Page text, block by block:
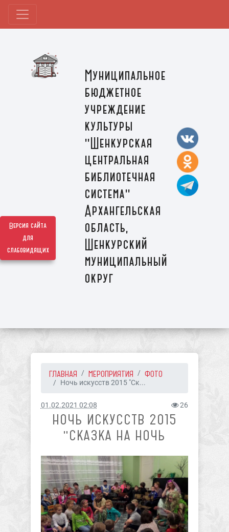
Версия сайта
для
слабовидящих
Муниципальное
бюджетное
учреждение
культуры
"Шенкурская
центральная
библиотечная
система"
Архангельская
область,
Шенкурский
муниципальный
округ
ГЛАВНАЯ МЕРОПРИЯТИЯ ФОТО
Ночь искусств 2015 "Ск...
01.02.2021 02:08 26
НОЧЬ ИСКУССТВ 2015
"СКАЗКА НА НОЧЬ